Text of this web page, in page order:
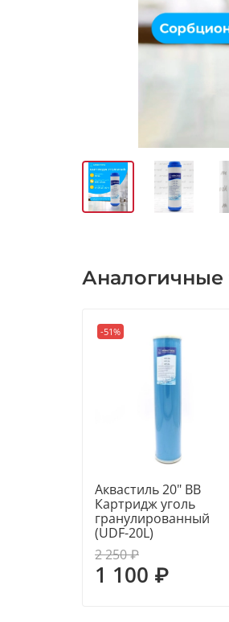
Аналогичные
-51%
Аквастиль 20" BB
Картридж уголь
гранулированный
(UDF-20L)
2 250 ₽
1 100 ₽